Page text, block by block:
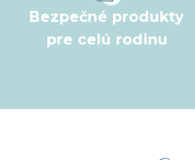
Bezpečné produkty
pre celú rodinu